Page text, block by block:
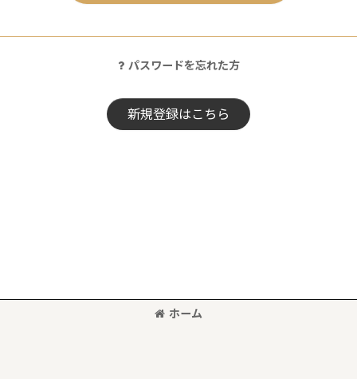
パスワードを忘れた方
新規登録はこちら
ホーム